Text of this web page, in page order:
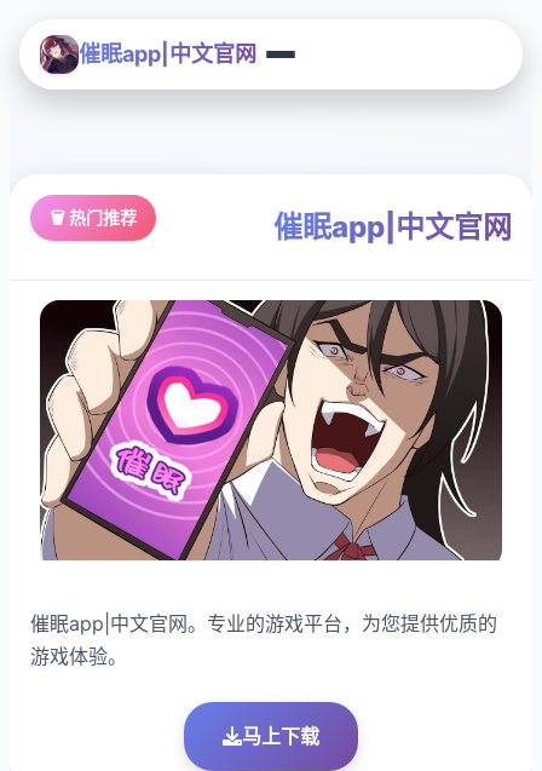
催眠app|中文官网
🗑️ 热门推荐 催眠app|中文官网
催眠app|中文官网。专业的游戏平台，为您提供优质的
游戏体验。
马上下载